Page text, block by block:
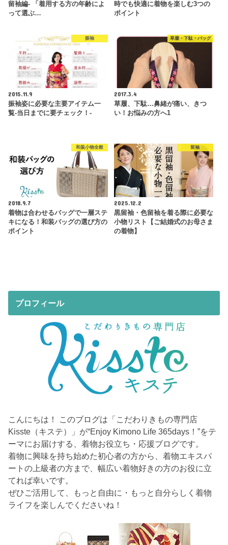
留袖編- 「着用する方の年齢によ
って選ぶ…
時でも快適に着物を楽しむ3つの
ポイント
振袖
2015.11.9
振袖姿に必要な主要アイテム一
覧-当日までに要チェック！-
草履・下駄・バッグ
2017.3.4
草履、下駄…鼻緒が痛い、きつ
い！お悩みの方へ1
和装小物全般
2018.9.7
着物は合わせるバッグで一層ステ
キになる！和装バッグの選び方の
ポイント
留袖
2025.12.2
黒留袖・色留袖を着る際に必要な
小物リスト【ご結婚式のお母さま
の着物】
プロフィール
こんにちは！ このブログは「こだわりきもの専門店
Kisste（キステ）」が“Enjoy Kimono Life 365days！”をテ
ーマにお届けする、着物お役立ち・応援ブログです。
着物に興味を持ち始めた初心者の方から、着物エキスパ
ートの上級者の方まで、幅広い着物好きの方のお役に立
てれば幸いです。
ぜひご活用して、もっと自由に・もっと自分らしく着物
ライフを楽しんでくださいね！